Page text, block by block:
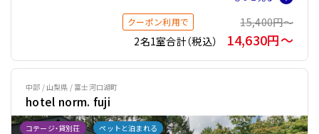
クーポン利用で
15,400円〜
2名1室合計（税込）
14,630円〜
コテージ・貸別荘 ペットと泊まれる
中部 / 山梨県 / 富士河口湖町
hotel norm. fuji